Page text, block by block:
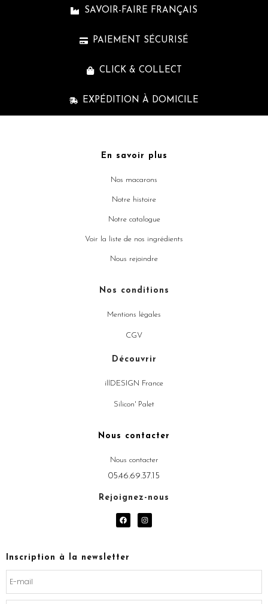
SAVOIR-FAIRE FRANÇAIS
PAIEMENT SÉCURISÉ
CLICK & COLLECT
EXPÉDITION À DOMICILE
En savoir plus
Nos macarons
Notre histoire
Notre catalogue
Voir la liste de nos ingrédients
Nous rejoindre
Nos conditions
Mentions légales
CGV
Découvrir
illDESIGN France
Silicon' Palet
Nous contacter
Nous contacter
05.46.69.37.15
Rejoignez-nous
F
a
o
I
n
Inscription à la newsletter